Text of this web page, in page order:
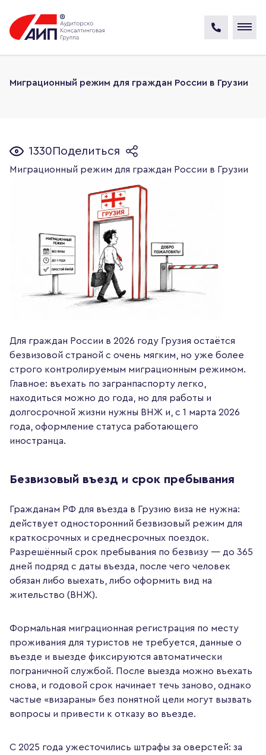
Миграционный режим для граждан России в Грузии
1330Поделиться
Миграционный режим для граждан России в Грузии
Для граждан России в 2026 году Грузия остаётся
безвизовой страной с очень мягким, но уже более
строго контролируемым миграционным режимом.
Главное: въехать по загранпаспорту легко,
находиться можно до года, но для работы и
долгосрочной жизни нужны ВНЖ и, с 1 марта 2026
года, оформление статуса работающего
иностранца.
Безвизовый въезд и срок пребывания
Гражданам РФ для въезда в Грузию виза не нужна:
действует односторонний безвизовый режим для
краткосрочных и среднесрочных поездок.
Разрешённый срок пребывания по безвизу — до 365
дней подряд с даты въезда, после чего человек
обязан либо выехать, либо оформить вид на
жительство (ВНЖ).
Формальная миграционная регистрация по месту
проживания для туристов не требуется, данные о
въезде и выезде фиксируются автоматически
пограничной службой. После выезда можно въехать
снова, и годовой срок начинает течь заново, однако
частые «визараны» без понятной цели могут вызвать
вопросы и привести к отказу во въезде.
С 2025 года ужесточились штрафы за оверстей: за